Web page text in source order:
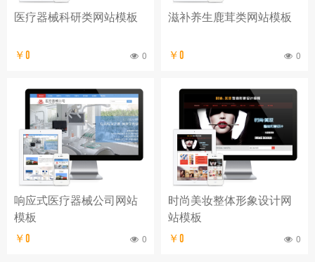
医疗器械科研类网站模板
￥0 0
滋补养生鹿茸类网站模板
￥0 0
响应式医疗器械公司网站
模板
￥0 0
时尚美妆整体形象设计网
站模板
￥0 0